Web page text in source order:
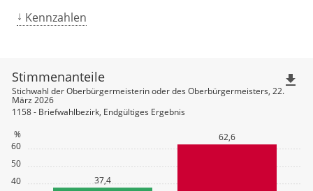
Kennzahlen
40
50
60
%
37,4
62,6
Stimmenanteile
Stichwahl der Oberbürgermeisterin oder des Oberbürgermeisters, 22.
März 2026
1158 - Briefwahlbezirk, Endgültiges Ergebnis
file_download